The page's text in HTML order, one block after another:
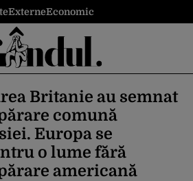
ExterneEconomic
Britanie au semnat
comună
Europa se
o lume fără
americană